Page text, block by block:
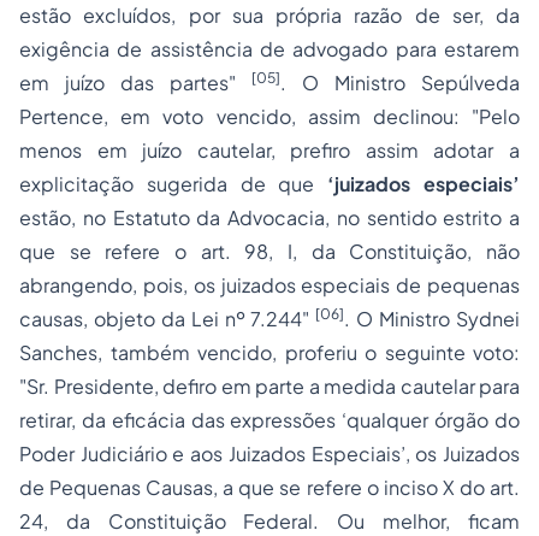
estão excluídos, por sua própria razão de ser, da
exigência de assistência de advogado para estarem
em juízo das partes"
[05]. O Ministro Sepúlveda
Pertence, em voto vencido, assim declinou: "Pelo
menos em juízo cautelar, prefiro assim adotar a
explicitação sugerida de que ‘juizados especiais’
estão, no Estatuto da Advocacia, no sentido estrito a
que se refere o art. 98, I, da Constituição, não
abrangendo, pois, os juizados especiais de pequenas
causas, objeto da Lei nº 7.244" [06]. O Ministro Sydnei
Sanches, também vencido, proferiu o seguinte voto:
"Sr. Presidente, defiro em parte a medida cautelar para
retirar, da eficácia das expressões ‘qualquer órgão do
Poder Judiciário e aos Juizados Especiais’, os Juizados
de Pequenas Causas, a que se refere o inciso X do art.
24, da Constituição Federal. Ou melhor, ficam